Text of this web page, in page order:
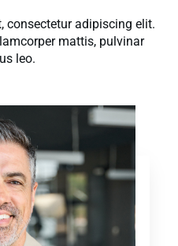
consectetur adipiscing elit.
mattis, pulvinar
leo.